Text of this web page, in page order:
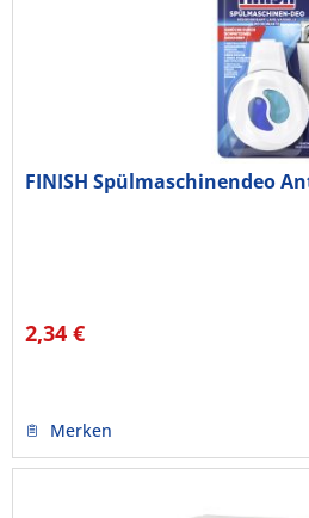
FINISH Spülmaschinendeo
2,34 €
Merken